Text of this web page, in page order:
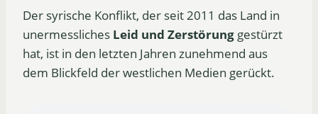
Der syrische Konflikt, der seit 2011 das Land in
unermessliches Leid und Zerstörung gestürzt
hat, ist in den letzten Jahren zunehmend aus
dem Blickfeld der westlichen Medien gerückt.